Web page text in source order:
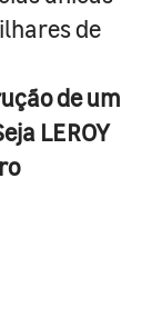
de
de um
LEROY